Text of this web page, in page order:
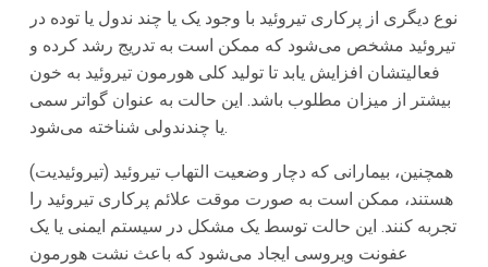
نوع دیگری از پرکاری تیروئید با وجود یک یا چند ندول یا توده در
تیروئید مشخص می‌شود که ممکن است به تدریج رشد کرده و
فعالیتشان افزایش یابد تا تولید کلی هورمون تیروئید به خون
بیشتر از میزان مطلوب باشد. این حالت به عنوان گواتر سمی
یا چندندولی شناخته می‌شود.
همچنین، بیمارانی که دچار وضعیت التهاب تیروئید (تیروئیدیت)
هستند، ممکن است به صورت موقت علائم پرکاری تیروئید را
تجربه کنند. این حالت توسط یک مشکل در سیستم ایمنی یا یک
عفونت ویروسی ایجاد می‌شود که باعث نشت هورمون